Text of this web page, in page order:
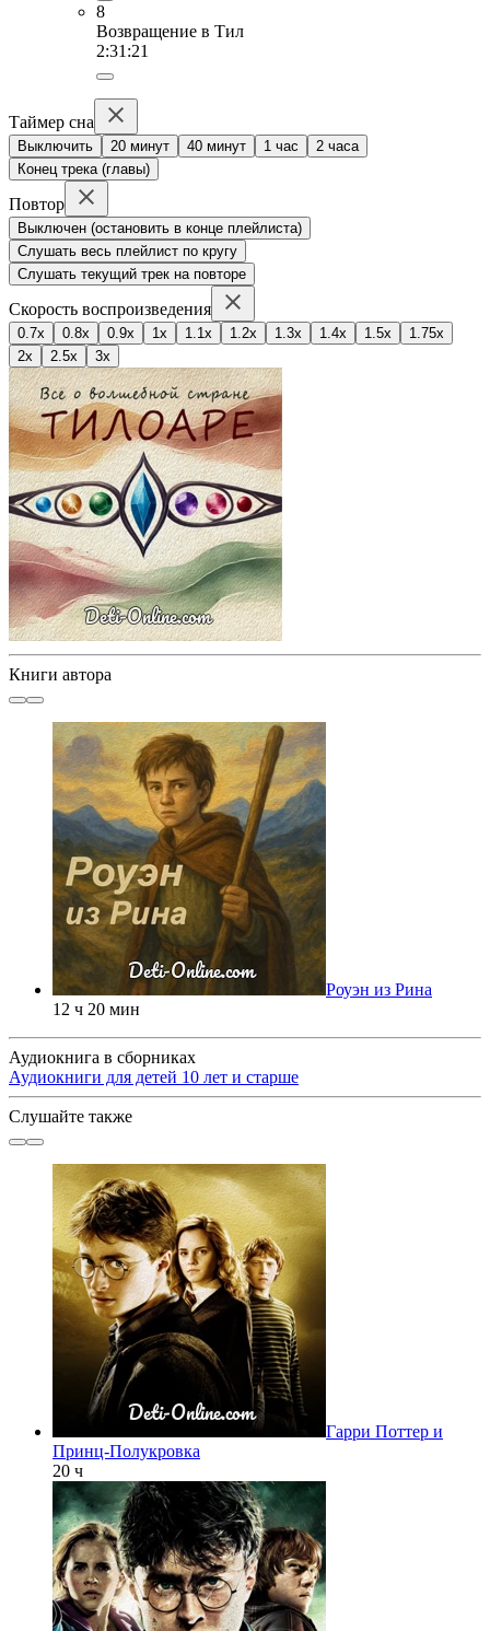
8
Возвращение в Тил
2:31:21
Таймер сна
Выключить 20 минут 40 минут 1 час
2 часа
Конец трека (главы)
Повтор
Выключен (остановить в конце плейлиста)
Слушать весь плейлист по кругу
Слушать текущий трек на повторе
Скорость воспроизведения
0.7x 0.8x 0.9x 1x 1.1x 1.2x 1.3x 1.4x 1.5x
1.75x
2x
2.5x 3x
Книги автора
Роуэн из Рина
12 ч 20 мин
Аудиокнига в сборниках
Аудиокниги для детей 10 лет и старше
Слушайте также
Гарри Поттер и
Принц-Полукровка
20 ч